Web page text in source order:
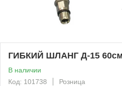
ГИБКИЙ ШЛАНГ Д-15 60см
В наличии
Код: 101738
Розница